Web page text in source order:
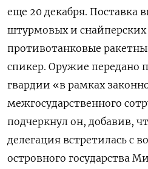
еще 20 декабря. Поставка
штурмовых и
противотанковые
спикер. Оружие передано
гвардии «в рамках
межгосударственного
подчеркнул он, добавив,
делегация встретилась с
островного государства